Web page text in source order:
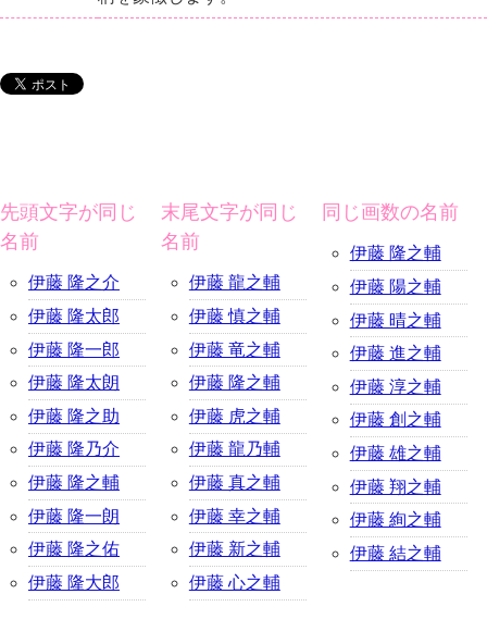
先頭文字が同じ
名前
伊藤 隆之介
伊藤 隆太郎
伊藤 隆一郎
伊藤 隆太朗
伊藤 隆之助
伊藤 隆乃介
伊藤 隆之輔
伊藤 隆一朗
伊藤 隆之佑
伊藤 隆大郎
末尾文字が同じ
名前
伊藤 龍之輔
伊藤 慎之輔
伊藤 竜之輔
伊藤 隆之輔
伊藤 虎之輔
伊藤 龍乃輔
伊藤 真之輔
伊藤 幸之輔
伊藤 新之輔
伊藤 心之輔
同じ画数の名前
伊藤 隆之輔
伊藤 陽之輔
伊藤 晴之輔
伊藤 進之輔
伊藤 淳之輔
伊藤 創之輔
伊藤 雄之輔
伊藤 翔之輔
伊藤 絢之輔
伊藤 結之輔